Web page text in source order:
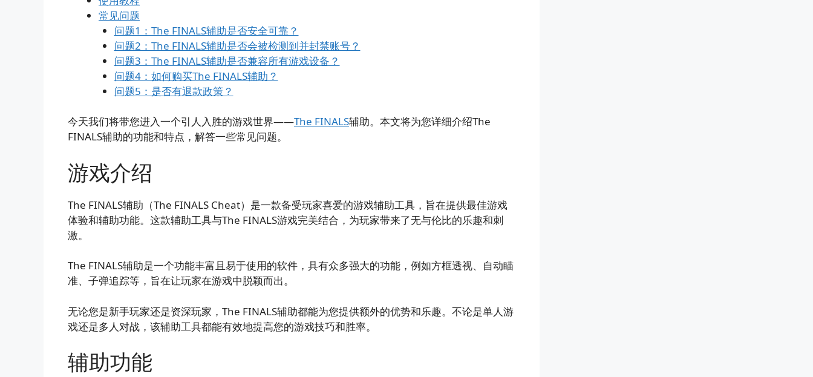
常见问题
问题1：The FINALS辅助是否安全可靠？
问题2：The FINALS辅助是否会被检测到并封禁账号？
问题3：The FINALS辅助是否兼容所有游戏设备？
问题4：如何购买The FINALS辅助？
问题5：是否有退款政策？
今天我们将带您进入一个引人入胜的游戏世界——The FINALS辅助。本文将为您详细介绍The
FINALS辅助的功能和特点，解答一些常见问题。
游戏介绍
The FINALS辅助（The FINALS Cheat）是一款备受玩家喜爱的游戏辅助工具，旨在提供最佳游戏
体验和辅助功能。这款辅助工具与The FINALS游戏完美结合，为玩家带来了无与伦比的乐趣和刺
激。
The FINALS辅助是一个功能丰富且易于使用的软件，具有众多强大的功能，例如方框透视、自动瞄
准、子弹追踪等，旨在让玩家在游戏中脱颖而出。
无论您是新手玩家还是资深玩家，The FINALS辅助都能为您提供额外的优势和乐趣。不论是单人游
戏还是多人对战，该辅助工具都能有效地提高您的游戏技巧和胜率。
辅助功能